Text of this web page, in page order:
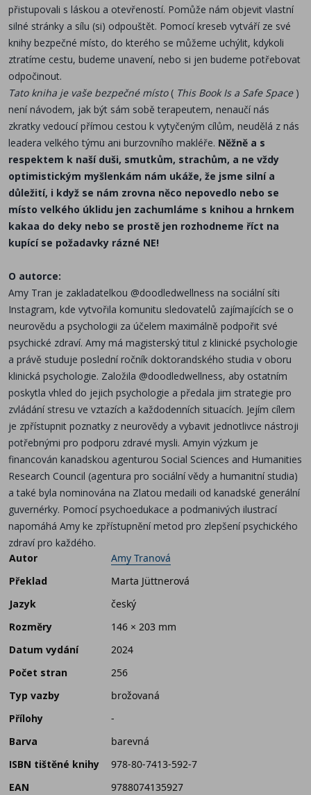
přistupovali s láskou a otevřeností. Pomůže nám objevit vlastní
silné stránky a sílu (si) odpouštět. Pomocí kreseb vytváří ze své
knihy bezpečné místo, do kterého se můžeme uchýlit, kdykoli
ztratíme cestu, budeme unavení, nebo si jen budeme potřebovat
odpočinout.
Tato kniha je vaše bezpečné místo ( This Book Is a Safe Space)
není návodem, jak být sám sobě terapeutem, nenaučí nás
zkratky vedoucí přímou cestou k vytyčeným cílům, neudělá z nás
leadera velkého týmu ani burzovního makléře. Něžně a s
respektem k naší duši, smutkům, strachům, a ne vždy
optimistickým myšlenkám nám ukáže, že jsme silní a
důležití, i když se nám zrovna něco nepovedlo nebo se
místo velkého úklidu jen zachumláme s knihou a hrnkem
kakaa do deky nebo se prostě jen rozhodneme říct na
kupící se požadavky rázné NE!
O autorce:
Amy Tran je zakladatelkou @doodledwellness na sociální síti
Instagram, kde vytvořila komunitu sledovatelů zajímajících se o
neurovědu a psychologii za účelem maximálně podpořit své
psychické zdraví. Amy má magisterský titul z klinické psychologie
a právě studuje poslední ročník doktorandského studia v oboru
klinická psychologie. Založila @doodledwellness, aby ostatním
poskytla vhled do jejich psychologie a předala jim strategie pro
zvládání stresu ve vztazích a každodenních situacích. Jejím cílem
je zpřístupnit poznatky z neurovědy a vybavit jednotlivce nástroji
potřebnými pro podporu zdravé mysli. Amyin výzkum je
financován kanadskou agenturou Social Sciences and Humanities
Research Council (agentura pro sociální vědy a humanitní studia)
a také byla nominována na Zlatou medaili od kanadské generální
guvernérky. Pomocí psychoedukace a podmanivých ilustrací
napomáhá Amy ke zpřístupnění metod pro zlepšení psychického
zdraví pro každého.
Autor
Amy Tranová
Překlad
Marta Jüttnerová
Jazyk
český
Rozměry
146 × 203 mm
Datum vydání
2024
Počet stran
256
Typ vazby
brožovaná
Přílohy
-
Barva
barevná
ISBN tištěné knihy
978-80-7413-592-7
EAN
9788074135927